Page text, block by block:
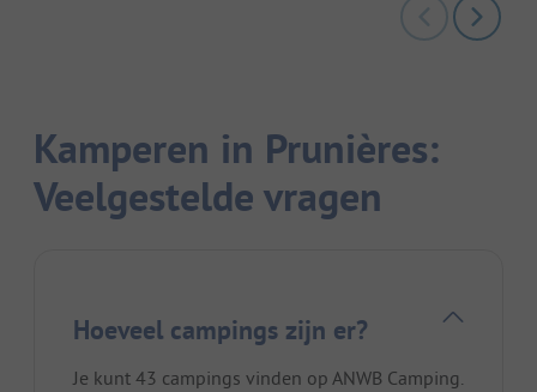
Kamperen in Prunières:
Veelgestelde vragen
Hoeveel campings zijn er?
Je kunt 43 campings vinden op ANWB Camping.